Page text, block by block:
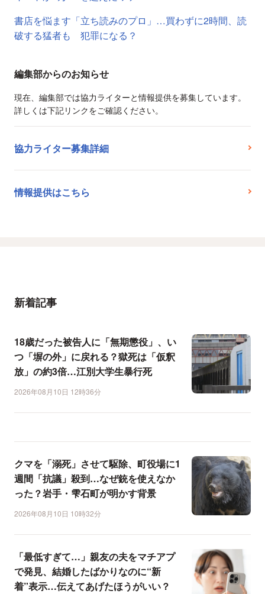
書店を悩ます「立ち読みのプロ」…買わずに2時間、読
破する猛者も 犯罪になる？
編集部からのお知らせ
現在、編集部では協力ライターと情報提供を募集しています。
詳しくは下記リンクをご確認ください。
協力ライター募集詳細
情報提供はこちら
新着記事
18歳だった被告人に「無期懲役」、い
つ「塀の外」に戻れる？獄死は「仮釈
放」の約3倍…江別大学生暴行死
2026年08月10日 12時36分
クマを「溺死」させて駆除、町役場に1
週間「抗議」殺到…なぜ銃を使えなか
った？岩手・雫石町が明かす背景
2026年08月10日 10時32分
「最低すぎて…」親友の夫をマチアプ
で発見、結婚したばかりなのに“新
着”表示…伝えてあげたほうがいい？